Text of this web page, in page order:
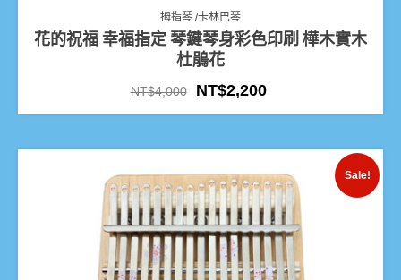
拇指琴 /卡林巴琴
花的祝福 幸福指定 琴鍵琴身彩色印刷 樺木實木
杜鵑花
NT$4,000 NT$2,200
Sale!